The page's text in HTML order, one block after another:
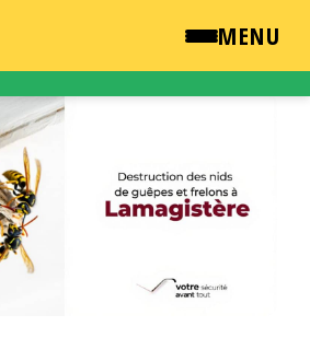
MENU
?
– Une question ?